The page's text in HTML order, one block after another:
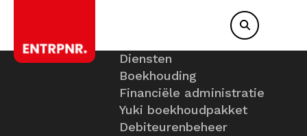
Diensten
Boekhouding
Financiële administratie
Yuki boekhoudpakket
Debiteurenbeheer